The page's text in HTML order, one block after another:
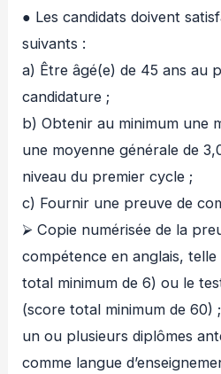
● Les candidats doivent
suivants :
a) Être âgé(e) de 45 ans au
candidature ;
b) Obtenir au minimum une
une moyenne générale de
niveau du premier cycle ;
c) Fournir une preuve de
⮚ Copie numérisée de la
compétence en anglais, telle
total minimum de 6) ou le
(score total minimum de
un ou plusieurs diplômes
comme langue